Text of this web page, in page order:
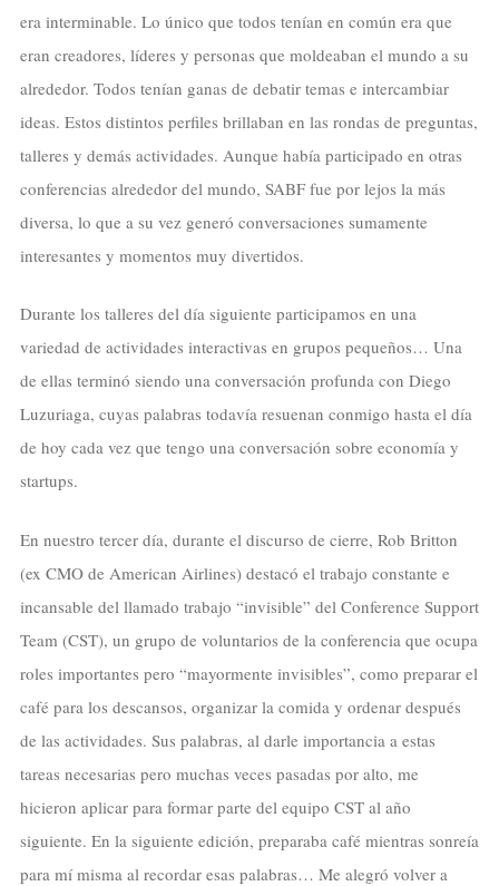
era interminable. Lo único que todos tenían en común era que
eran creadores, líderes y personas que moldeaban el mundo a su
alrededor. Todos tenían ganas de debatir temas e intercambiar
ideas. Estos distintos perfiles brillaban en las rondas de preguntas,
talleres y demás actividades. Aunque había participado en otras
conferencias alrededor del mundo, SABF fue por lejos la más
diversa, lo que a su vez generó conversaciones sumamente
interesantes y momentos muy divertidos.
Durante los talleres del día siguiente participamos en una
variedad de actividades interactivas en grupos pequeños… Una
de ellas terminó siendo una conversación profunda con Diego
Luzuriaga, cuyas palabras todavía resuenan conmigo hasta el día
de hoy cada vez que tengo una conversación sobre economía y
startups.
En nuestro tercer día, durante el discurso de cierre, Rob Britton
(ex CMO de American Airlines) destacó el trabajo constante e
incansable del llamado trabajo “invisible” del Conference Support
Team (CST), un grupo de voluntarios de la conferencia que ocupa
roles importantes pero “mayormente invisibles”, como preparar el
café para los descansos, organizar la comida y ordenar después
de las actividades. Sus palabras, al darle importancia a estas
tareas necesarias pero muchas veces pasadas por alto, me
hicieron aplicar para formar parte del equipo CST al año
siguiente. En la siguiente edición, preparaba café mientras sonreía
para mí misma al recordar esas palabras… Me alegró volver a